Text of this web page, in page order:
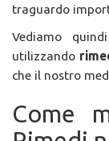
traguardo
Vediamo
utilizzando
che il nostro
Come